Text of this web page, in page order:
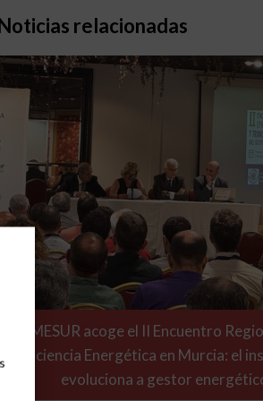
relacionadas
MESUR acoge el II Encuentro
Eficiencia Energética en Murcia: el
evoluciona a gestor